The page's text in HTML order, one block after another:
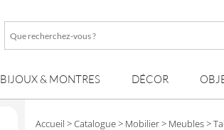
Que
?
BIJOUX & MONTRES DÉCOR
Accueil > Catalogue> Mobilier> Meubles>